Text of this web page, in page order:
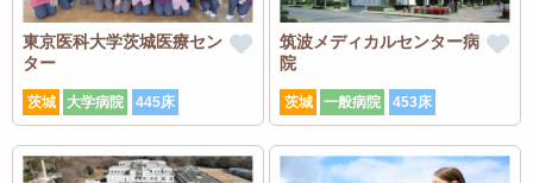
東京医科大学茨城医療セン
ター
茨城 大学病院 445床
筑波メディカルセンター病
院
茨城 一般病院 453床